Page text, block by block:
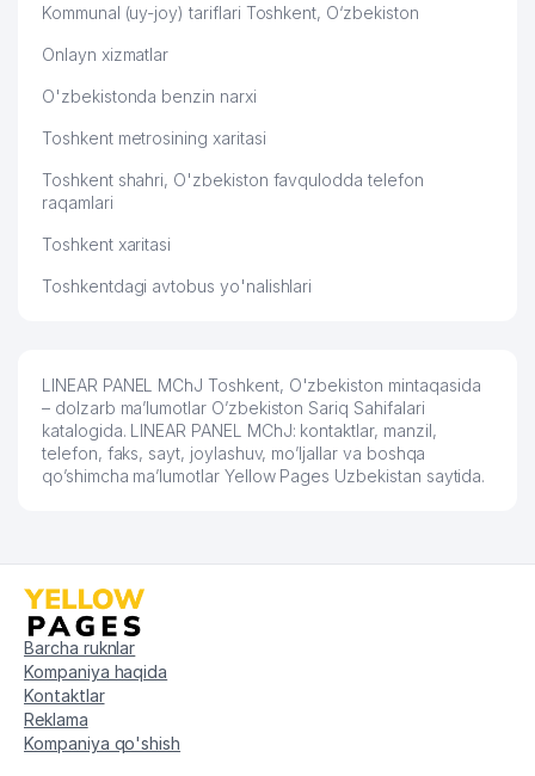
TARTIBDAGI TADBIRKOR
ZINUROVA YAKKA TARTIBDAGI
56
MEZON ILM NODAVLAT TA'LIM
MUASSASASI
243 м
57 PHOTOPRINT MChJ
LEPINA ILONA BORISOVNA YAKKA
60 KADIRI INPES LTD MChJ 268 м
61 EKO MODERN SERVIS MChJ 278 м
63 VERANJ PLUS MChJ 281 м
64 DEM-DELUX MChJ
65 OPTIMAL AESTHETICS TRADE MChJ
66
67 ALFA DREAMS GROUP MChJ
Kommunal (uy-joy) tariflari Toshkent, O‘zbekiston
Onlayn xizmatlar
O'zbekistonda benzin narxi
Toshkent metrosining xaritasi
Toshkent shahri, O'zbekiston favqulodda telefon
raqamlari
Toshkent xaritasi
Toshkentdagi avtobus yo'nalishlari
LINEAR PANEL MChJ Toshkent, O'zbekiston mintaqasida
– dolzarb ma’lumotlar O’zbekiston Sariq Sahifalari
katalogida. LINEAR PANEL MChJ: kontaktlar, manzil,
telefon, faks, sayt, joylashuv, mo’ljallar va boshqa
qo’shimcha ma’lumotlar Yellow Pages Uzbekistan saytida.
Barcha ruknlar
Kompaniya haqida
Kontaktlar
Reklama
Kompaniya qo'shish